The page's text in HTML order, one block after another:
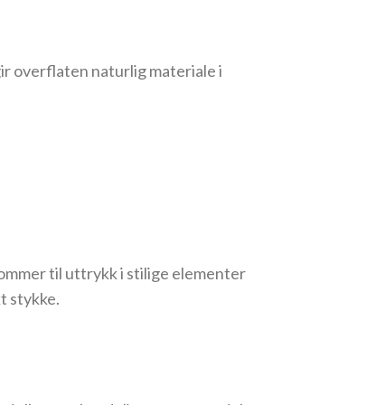
overflaten naturlig materiale i
til uttrykk i stilige elementer
stykke.